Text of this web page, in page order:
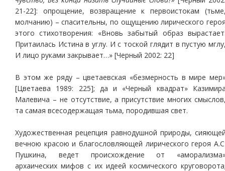
21-22]: опрощение, возвращение к первоистокам
молчанию) – спасительны, по ощущению лирического
этого стихотворения: «Вновь забытый образ
Притаилась Истина в углу. И с тоской глядит в пустую
И лицо руками закрывает…» [Черный 2002: 22]
В этом же ряду – цветаевская «безмерность в мире
[Цветаева 1989: 225]; да и «Черный квадрат»
Малевича – не отсутствие, а присутствие многих
та самая всесодержащая тьма, породившая свет.
Художественная рецепция равнодушной природы,
вечною красою и благословляющей лирического героя
Пушкина, ведет происхождение от
архаических мифов с их идеей космического